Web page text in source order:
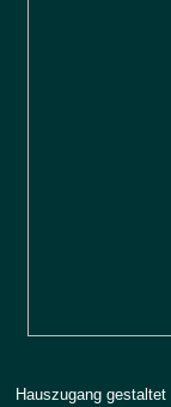
Hauszugang